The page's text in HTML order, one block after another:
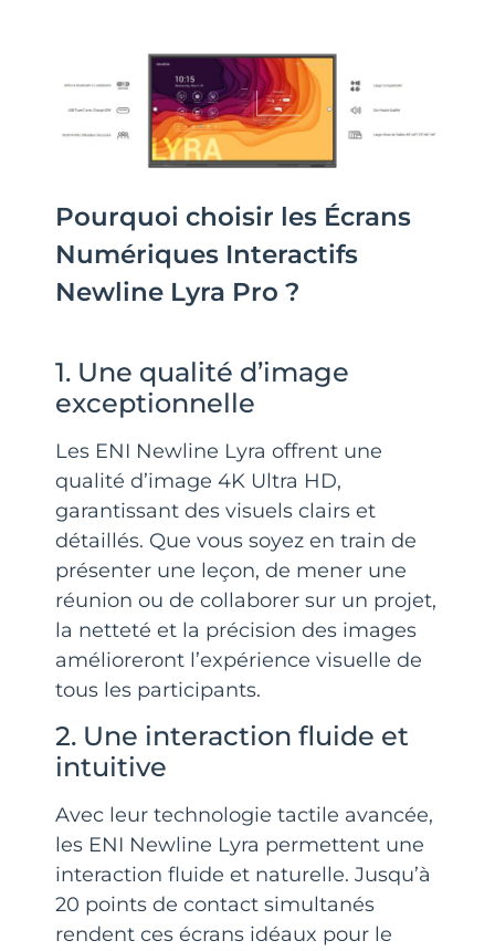
Pourquoi choisir les Écrans
Numériques Interactifs
Newline Lyra Pro ?
1. Une qualité d’image
exceptionnelle
Les ENI Newline Lyra offrent une
qualité d’image 4K Ultra HD,
garantissant des visuels clairs et
détaillés. Que vous soyez en train de
présenter une leçon, de mener une
réunion ou de collaborer sur un projet,
la netteté et la précision des images
amélioreront l’expérience visuelle de
tous les participants.
2. Une interaction fluide et
intuitive
Avec leur technologie tactile avancée,
les ENI Newline Lyra permettent une
interaction fluide et naturelle. Jusqu’à
20 points de contact simultanés
rendent ces écrans idéaux pour le